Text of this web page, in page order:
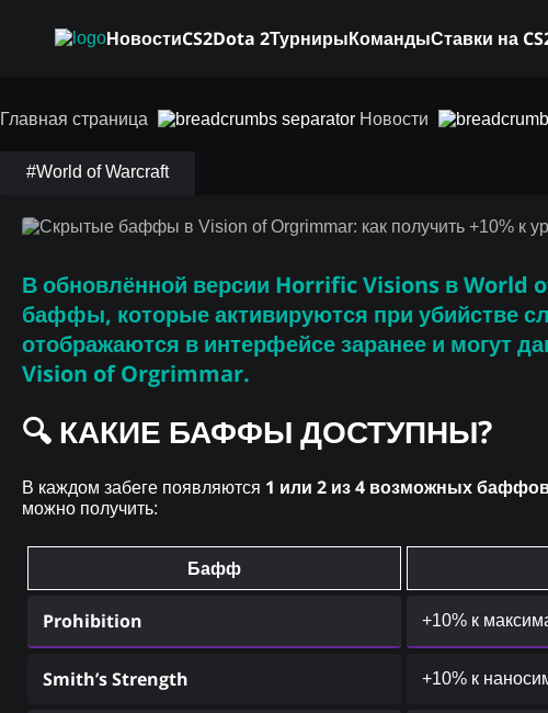
НовостиCS2Dota 2ТурнирыКомандыСтавки на
Главная страница Новости
#World of Warcraft
получить +10% к
В обновлённой версии Horrific Visions вWorld
баффы, которые активируются при убийстве
отображаются в интерфейсе заранее и могут
Vision of Orgrimmar.
🔍 КАКИЕ БАФФЫ ДОСТУПНЫ?
В каждом забеге появляются 1 или 2 из 4 возможных
можно получить:
Бафф
Prohibition +10% к
Smith’s Strength +10% к